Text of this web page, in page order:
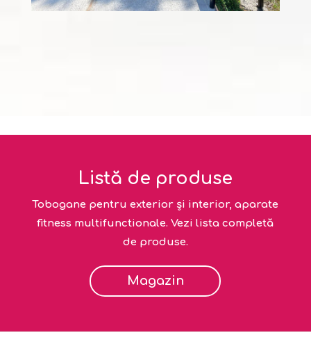
Listă de produse
Tobogane pentru exterior și interior, aparate
fitness multifunctionale. Vezi lista completă
de produse.
Magazin